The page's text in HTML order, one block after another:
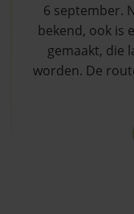
6 september.
bekend, ook is
gemaakt, die
worden. De